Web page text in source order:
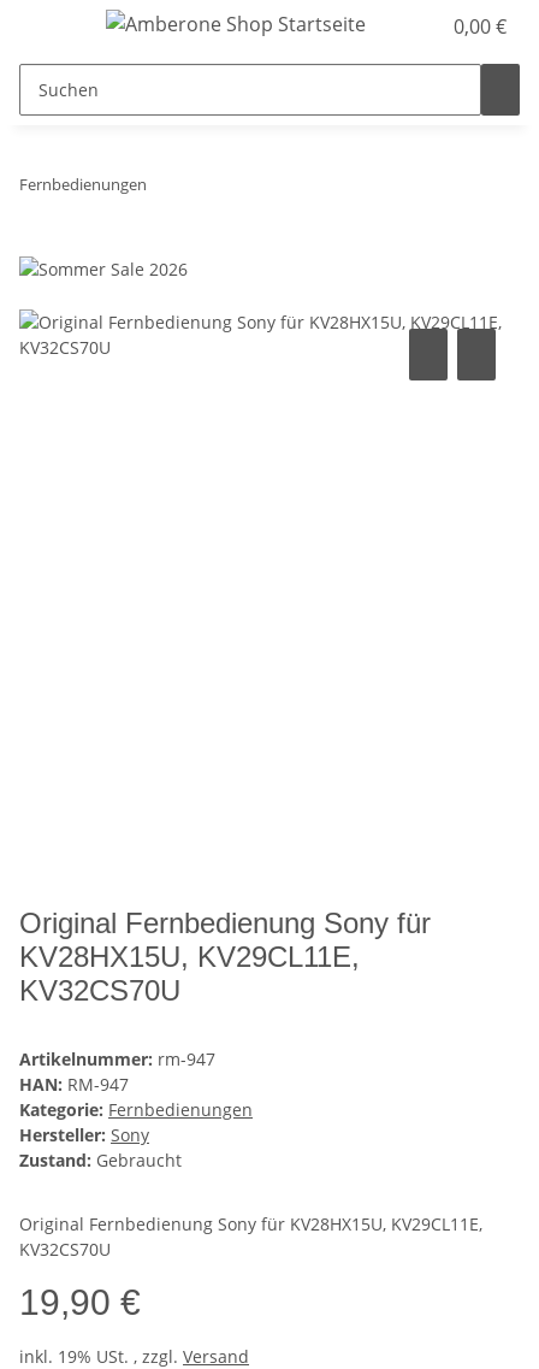
0,00 €
Fernbedienungen
Original Fernbedienung Sony für
KV28HX15U, KV29CL11E,
KV32CS70U
Artikelnummer: rm-947
HAN: RM-947
Kategorie: Fernbedienungen
Hersteller: Sony
Zustand: Gebraucht
Original Fernbedienung Sony für KV28HX15U, KV29CL11E,
KV32CS70U
19,90 €
inkl. 19% USt. , zzgl. Versand